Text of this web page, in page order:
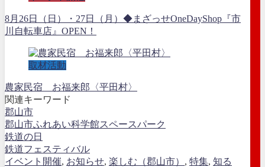
8月26日（日）・27日（月）◆まざっせOneDayShop『市
川自転車店』OPEN！
取材活動
農家民宿 お福来郎〈平田村〉
関連キーワード
郡山市
郡山市ふれあい科学館スペースパーク
鉄道の日
鉄道フェスティバル
イベント開催, お知らせ, 楽しむ（郡山市） , 特集, 知る